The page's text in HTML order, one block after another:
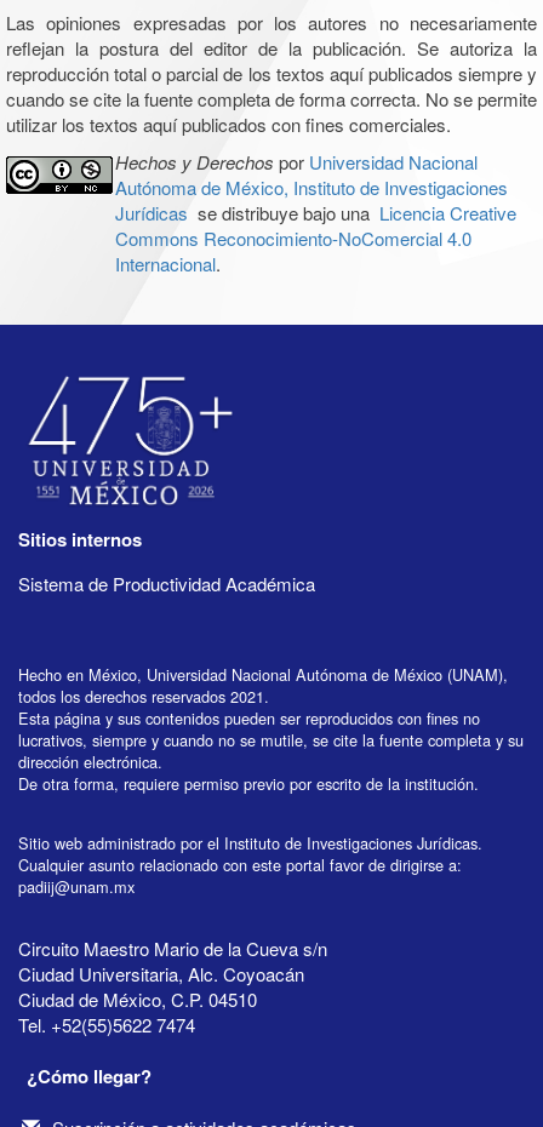
Las opiniones expresadas por los autores no necesariamente
reflejan la postura del editor de la publicación. Se autoriza la
reproducción total o parcial de los textos aquí publicados siempre y
cuando se cite la fuente completa de forma correcta. No se permite
utilizar los textos aquí publicados con fines comerciales.
Hechos y Derechos por Universidad Nacional
Autónoma de México, Instituto de Investigaciones
Jurídicas se distribuye bajo una Licencia Creative
Commons Reconocimiento-NoComercial 4.0
Internacional.
Sitios internos
Sistema de Productividad Académica
Hecho en México, Universidad Nacional Autónoma de México (UNAM),
todos los derechos reservados 2021.
Esta página y sus contenidos pueden ser reproducidos con fines no
lucrativos, siempre y cuando no se mutile, se cite la fuente completa y su
dirección electrónica.
De otra forma, requiere permiso previo por escrito de la institución.
Sitio web administrado por el Instituto de Investigaciones Jurídicas.
Cualquier asunto relacionado con este portal favor de dirigirse a:
padiij@unam.mx
Circuito Maestro Mario de la Cueva s/n
Ciudad Universitaria, Alc. Coyoacán
Ciudad de México, C.P. 04510
Tel. +52(55)5622 7474
¿Cómo llegar?